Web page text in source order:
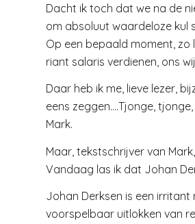
Dacht ik toch dat we na de
om absoluut waardeloze kul
Op een bepaald moment, zo
riant salaris verdienen, ons
Daar heb ik me, lieve lezer,
eens zeggen….Tjonge,
Mark.
Maar, tekstschrijver van
Vandaag las ik dat Johan
Johan Derksen is een
voorspelbaar uitlokken van